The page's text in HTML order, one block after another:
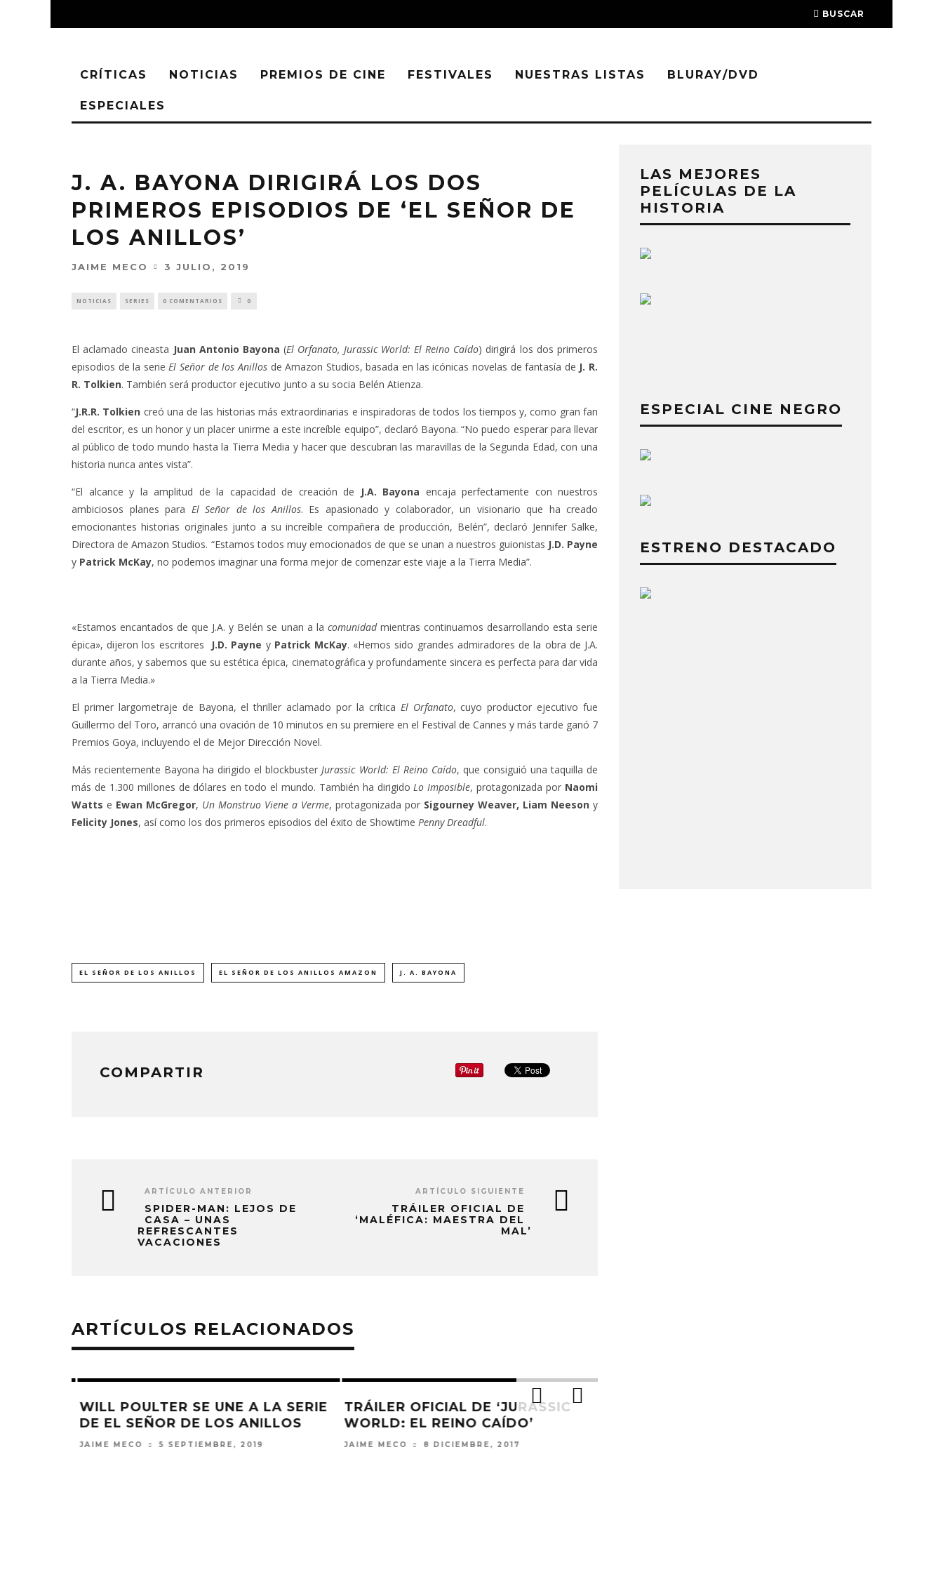
BUSCAR
CRÍTICAS NOTICIAS PREMIOS DE CINE FESTIVALES NUESTRAS LISTAS BLURAY/DVD
ESPECIALES
J. A. BAYONA DIRIGIRÁ LOS DOS
PRIMEROS EPISODIOS DE ‘EL SEÑOR DE
LOS ANILLOS’
JAIME MECO 3 JULIO, 2019
NOTICIAS SERIES 0 COMENTARIOS 0
El aclamado cineasta Juan Antonio Bayona (El Orfanato, Jurassic World: El Reino Caído) dirigirá los dos primeros
episodios de la serieEl Señor de los Anillos de Amazon Studios, basada en las icónicas novelas de fantasía de J. R.
R. Tolkien. También será productor ejecutivo junto a su socia Belén Atienza.
“J.R.R. Tolkien creó una de las historias más extraordinarias e inspiradoras de todos los tiempos y, como gran fan
del escritor, es un honor y un placer unirme a este increíble equipo”, declaró Bayona. “No puedo esperar para llevar
al público de todo mundo hasta la Tierra Media y hacer que descubran las maravillas de la Segunda Edad, con una
historia nunca antes vista”.
“El alcance y la amplitud de la capacidad de creación de J.A. Bayona encaja perfectamente con nuestros
ambiciosos planes para El Señor de los Anillos. Es apasionado y colaborador, un visionario que ha creado
emocionantes historias originales junto a su increíble compañera de producción, Belén”, declaró Jennifer Salke,
Directora de Amazon Studios. “Estamos todos muy emocionados de que se unan a nuestros guionistas J.D. Payne
y Patrick McKay, no podemos imaginar una forma mejor de comenzar este viaje a la Tierra Media”.
«Estamos encantados de que J.A. y Belén se unan a la comunidad mientras continuamos desarrollando esta serie
épica», dijeron los escritores J.D. Payne y Patrick McKay. «Hemos sido grandes admiradores de la obra de J.A.
durante años, y sabemos que su estética épica, cinematográfica y profundamente sincera es perfecta para dar vida
a la Tierra Media.»
El primer largometraje de Bayona, el thriller aclamado por la crítica El Orfanato, cuyo productor ejecutivo fue
Guillermo del Toro, arrancó una ovación de 10 minutos en su premiere en el Festival de Cannes y más tarde ganó 7
Premios Goya, incluyendo el de Mejor Dirección Novel.
Más recientemente Bayona ha dirigido el blockbusterJurassic World: El Reino Caído, que consiguió una taquilla de
más de 1.300 millones de dólares en todo el mundo. También ha dirigidoLo Imposible, protagonizada por Naomi
Watts e Ewan McGregor, Un Monstruo Viene a Verme, protagonizada por Sigourney Weaver, Liam Neeson y
Felicity Jones, así como los dos primeros episodios del éxito de Showtime Penny Dreadful.
EL SEÑOR DE LOS ANILLOS EL SEÑOR DE LOS ANILLOS AMAZON J. A. BAYONA
COMPARTIR
ARTÍCULO ANTERIOR
SPIDER-MAN: LEJOS DE
CASA – UNAS
REFRESCANTES
VACACIONES
ARTÍCULO SIGUIENTE
TRÁILER OFICIAL DE
‘MALÉFICA: MAESTRA DEL
MAL’
ARTÍCULOS RELACIONADOS
WILL POULTER SE UNE A LA SERIE
DE EL SEÑOR DE LOS ANILLOS
JAIME MECO 5 SEPTIEMBRE, 2019
TRÁILER OFICIAL DE ‘JURASSIC
WORLD: EL REINO CAÍDO’
JAIME MECO 8 DICIEMBRE, 2017
LAS MEJORES
PELÍCULAS DE LA
HISTORIA
ESPECIAL CINE NEGRO
ESTRENO DESTACADO